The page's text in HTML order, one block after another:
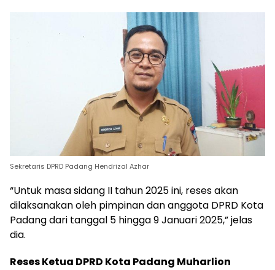
Sekretaris DPRD Padang Hendrizal Azhar
“Untuk masa sidang II tahun 2025 ini, reses akan
dilaksanakan oleh pimpinan dan anggota DPRD Kota
Padang dari tanggal 5 hingga 9 Januari 2025,” jelas
dia.
Reses Ketua DPRD Kota Padang Muharlion